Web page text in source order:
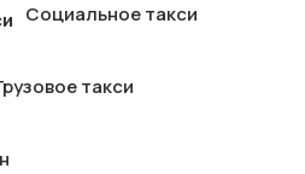
Социальное такси
такси